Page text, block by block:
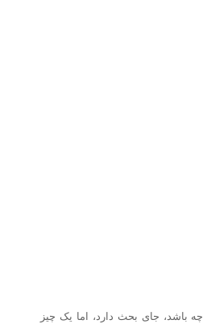
باشد، جای بحث دارد، اما یک چیز